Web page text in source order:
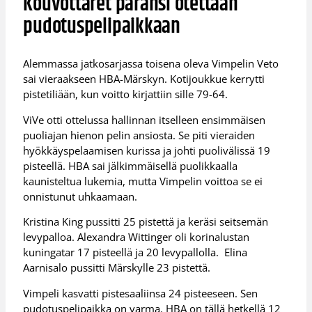
pudotuspelipaikkaan
Alemmassa jatkosarjassa toisena oleva Vimpelin Veto
sai vieraakseen HBA-Märskyn. Kotijoukkue kerrytti
pistetiliään, kun voitto kirjattiin sille 79-64.
ViVe otti ottelussa hallinnan itselleen ensimmäisen
puoliajan hienon pelin ansiosta. Se piti vieraiden
hyökkäyspelaamisen kurissa ja johti puolivälissä 19
pisteellä. HBA sai jälkimmäisellä puolikkaalla
kaunisteltua lukemia, mutta Vimpelin voittoa se ei
onnistunut uhkaamaan.
Kristina King pussitti 25 pistettä ja keräsi seitsemän
levypalloa. Alexandra Wittinger oli korinalustan
kuningatar 17 pisteellä ja 20 levypallolla. Elina
Aarnisalo pussitti Märskylle 23 pistettä.
Vimpeli kasvatti pistesaaliinsa 24 pisteeseen. Sen
pudotuspelipaikka on varma. HBA on tällä hetkellä 12